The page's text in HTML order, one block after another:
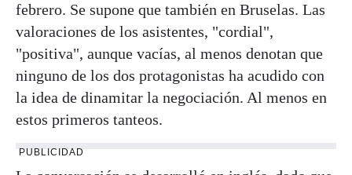
febrero. Se supone que también en Bruselas. Las
valoraciones de los asistentes, "cordial",
"positiva", aunque vacías, al menos denotan que
ninguno de los dos protagonistas ha acudido con
la idea de dinamitar la negociación. Al menos en
estos primeros tanteos.
PUBLICIDAD